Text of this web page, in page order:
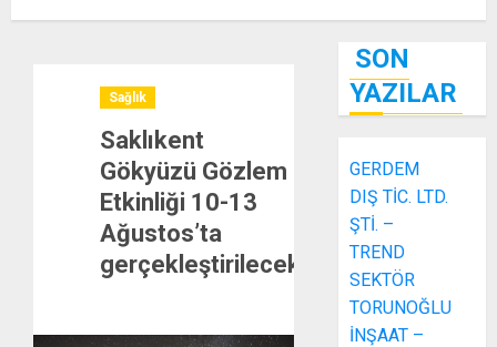
Sağlık
Saklıkent
Gökyüzü Gözlem
Etkinliği 10-13
Ağustos’ta
gerçekleştirilecek
SON
YAZILAR
GERDEM
DIŞ TİC. LTD.
ŞTİ. –
TREND
SEKTÖR
TORUNOĞLU
İNŞAAT –